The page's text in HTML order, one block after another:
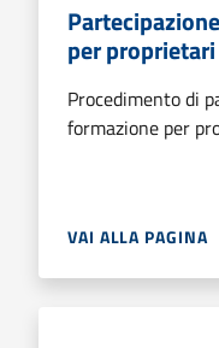
per
Procedimento di
formazione per
VAI ALLA PAGINA